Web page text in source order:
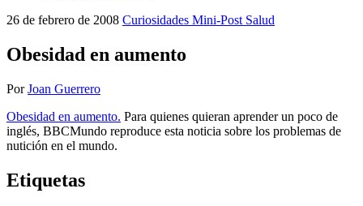
26 de febrero de 2008 Curiosidades Mini-Post Salud
Obesidad en aumento
PorJoan Guerrero
Obesidad en aumento. Para quienes quieran aprender un poco de
inglés, BBCMundo reproduce esta noticia sobre los problemas de
nutición en el mundo.
Etiquetas